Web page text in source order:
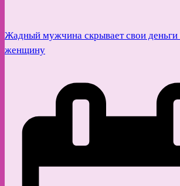
Жадный мужчина скрывает свои деньги
женщину